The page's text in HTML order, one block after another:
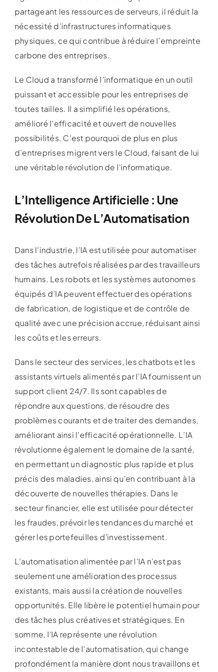
partageant les ressources de serveurs, il réduit la
nécessité d’infrastructures informatiques
physiques, ce qui contribue à réduire l’empreinte
carbone des entreprises.
Le Cloud a transformé l’informatique en un outil
puissant et accessible pour les entreprises de
toutes tailles. Il a simplifié les opérations,
amélioré l’efficacité et ouvert de nouvelles
possibilités. C’est pourquoi de plus en plus
d’entreprises migrent vers le Cloud, faisant de lui
une véritable révolution de l’informatique.
L’Intelligence Artificielle : Une
Révolution De L’Automatisation
Dans l’industrie, l’IA est utilisée pour automatiser
des tâches autrefois réalisées par des travailleurs
humains. Les robots et les systèmes autonomes
équipés d’IA peuvent effectuer des opérations
de fabrication, de logistique et de contrôle de
qualité avec une précision accrue, réduisant ainsi
les coûts et les erreurs.
Dans le secteur des services, les chatbots et les
assistants virtuels alimentés par l’IA fournissent un
support client 24/7. Ils sont capables de
répondre aux questions, de résoudre des
problèmes courants et de traiter des demandes,
améliorant ainsi l’efficacité opérationnelle. L’IA
révolutionne également le domaine de la santé,
en permettant un diagnostic plus rapide et plus
précis des maladies, ainsi qu’en contribuant à la
découverte de nouvelles thérapies. Dans le
secteur financier, elle est utilisée pour détecter
les fraudes, prévoir les tendances du marché et
gérer les portefeuilles d’investissement.
L’automatisation alimentée par l’IA n’est pas
seulement une amélioration des processus
existants, mais aussi la création de nouvelles
opportunités. Elle libère le potentiel humain pour
des tâches plus créatives et stratégiques. En
somme, l’IA représente une révolution
incontestable de l’automatisation, qui change
profondément la manière dont nous travaillons et